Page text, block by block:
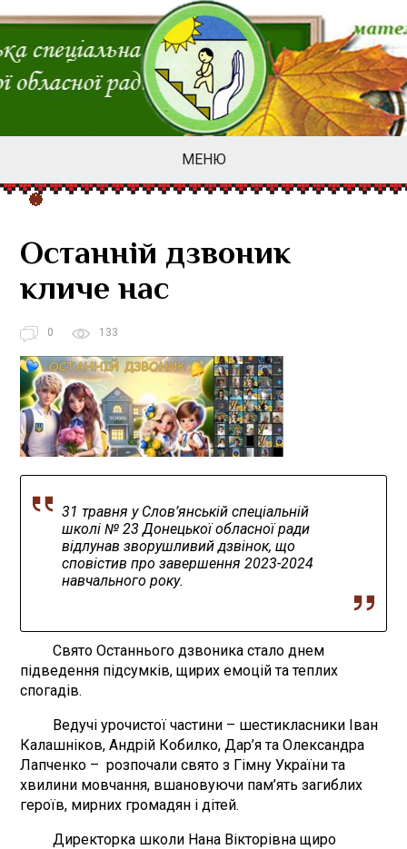
МЕНЮ
Останній дзвоник
кличе нас
0 133
31 травня у Слов’янській спеціальній
школі № 23 Донецької обласної ради
відлунав зворушливий дзвінок, що
сповістив про завершення 2023-2024
навчального року.
Свято Останнього дзвоника стало днем
підведення підсумків, щирих емоцій та теплих
спогадів.
Ведучі урочистої частини – шестикласники Іван
Калашніков, Андрій Кобилко, Дар’я та Олександра
Лапченко – розпочали свято з Гімну України та
хвилини мовчання, вшановуючи пам’ять загиблих
героїв, мирних громадян і дітей.
Директорка школи Нана Вікторівна щиро